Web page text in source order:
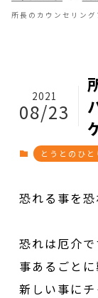
所長のカウンセリン
2021
08/23
とうとのひと
恐れる事を
恐れは厄介で
事あるごとに
新しい事に